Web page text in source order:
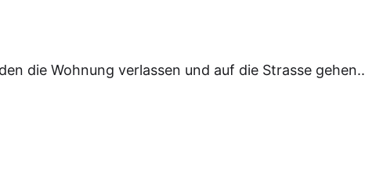
die Wohnung verlassen und auf die Strasse gehen..